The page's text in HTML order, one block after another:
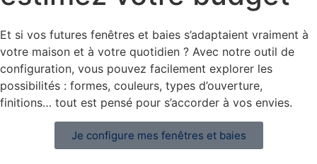
Et si vos futures fenêtres et baies s’adaptaient vraiment à
votre maison et à votre quotidien ? Avec notre outil de
configuration, vous pouvez facilement explorer les
possibilités : formes, couleurs, types d’ouverture,
finitions… tout est pensé pour s’accorder à vos envies.
Je configure mes fenêtres et baies